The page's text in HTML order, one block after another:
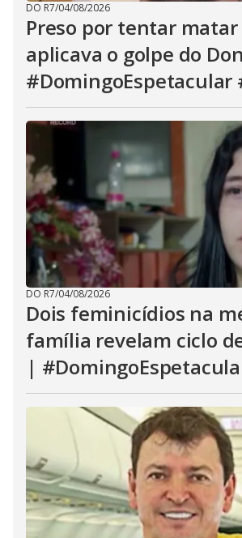
DO R7/04/08/2026
Preso por tentar matar
aplicava o golpe do
#DomingoEspetacular
DO R7/04/08/2026
Dois feminicídios na
família revelam ciclo
|